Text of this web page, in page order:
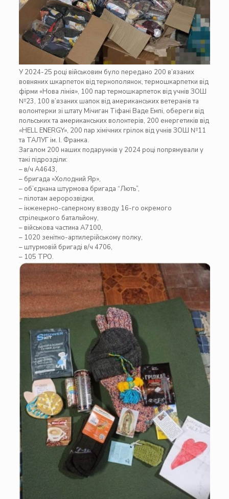
У 2024-25 році військовим було передано 200 в’язаних
вовняних шкарпеток від тернополянок, термошкарпетки від
фірми «Нова лінія», 100 пар термошкарпеток від учнів ЗОШ
№23, 100 в’язаних шапок від американських ветеранів та
волонтерки зі штату Мічиган Тіфані Ваде Емпі, обереги від
польських та американських волонтерів, 200 енергетиків від
«HELL ENERGY», 200 пар хімічних грілок від учнів ЗОШ №11
та ТАЛУГ ім. І. Франка.
Загалом 200 наших подарунків у 2024 році попрямували у
такі підрозділи:
– в/ч А4643,
– бригада «Холодний Яр»,
– об’єднана штурмова бригада “Лють”,
– пілотам аеророзвідки,
– інженерно-саперному взводу 16-го окремого
стрілецького батальйону,
– військова частина А7100,
– 1020 зенітно-артилерійському полку,
– штурмовій бригаді в/ч 4706,
– 105 ТРО.